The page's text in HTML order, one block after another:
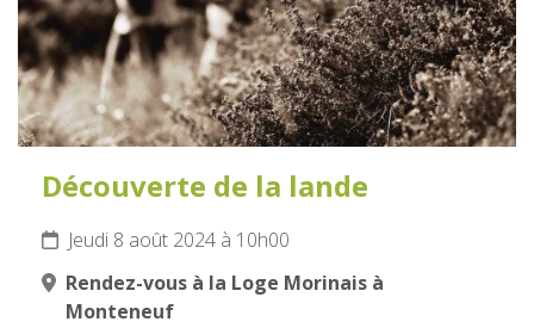
Découverte de la lande
Jeudi 8 août 2024 à 10h00
Rendez-vous à la Loge Morinais à
Monteneuf